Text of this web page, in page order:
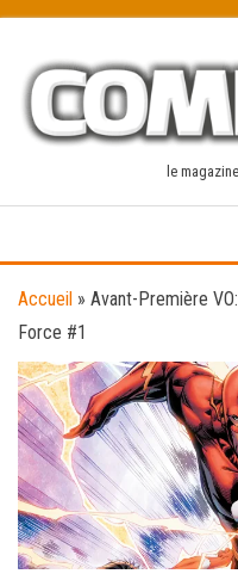
content
le
Accueil » Avant-Première
Force #1